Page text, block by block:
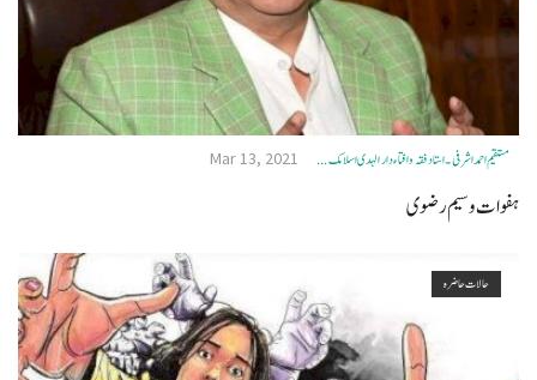
مستقیم احمداشرفی۔ استاد فقہ وافتاء دارالہدی اسلامک ... Mar 13, 2021
ہفوات وسیم رضوی
حالات حاضرہ